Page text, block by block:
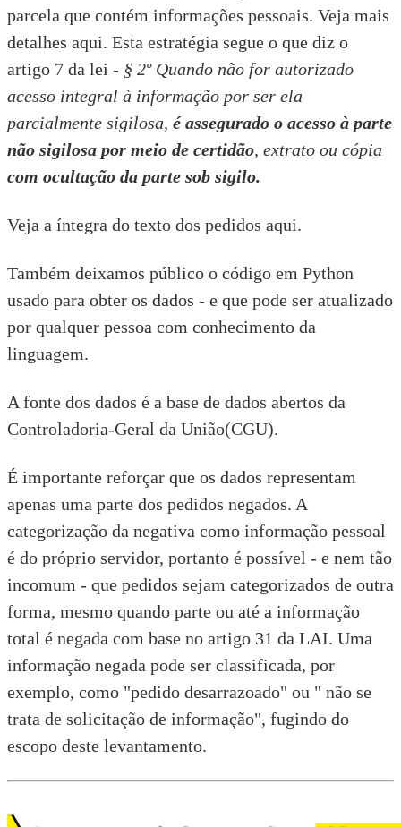
parcela que contém informações pessoais. Veja mais
detalhes aqui. Esta estratégia segue o que diz o
artigo 7 da lei - § 2º Quando não for autorizado
acesso integral à informação por ser ela
parcialmente sigilosa, é assegurado o acesso à parte
não sigilosa por meio de certidão, extrato ou cópia
com ocultação da parte sob sigilo.
Veja a íntegra do texto dos pedidos aqui.
Também deixamos público o código em Python
usado para obter os dados - e que pode ser atualizado
por qualquer pessoa com conhecimento da
linguagem.
A fonte dos dados é a base de dados abertos da
Controladoria-Geral da União(CGU).
É importante reforçar que os dados representam
apenas uma parte dos pedidos negados. A
categorização da negativa como informação pessoal
é do próprio servidor, portanto é possível - e nem tão
incomum - que pedidos sejam categorizados de outra
forma, mesmo quando parte ou até a informação
total é negada com base no artigo 31 da LAI. Uma
informação negada pode ser classificada, por
exemplo, como "pedido desarrazoado" ou " não se
trata de solicitação de informação", fugindo do
escopo deste levantamento.